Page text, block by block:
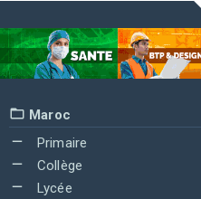
Maroc
Primaire
Collège
Lycée